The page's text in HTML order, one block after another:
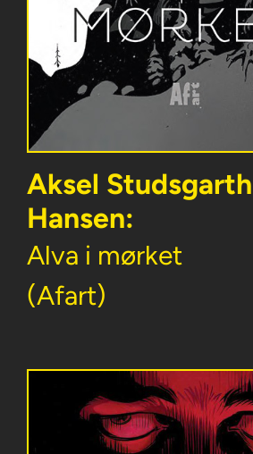
Aksel
Hansen:
Alva i mørket
(Afart)